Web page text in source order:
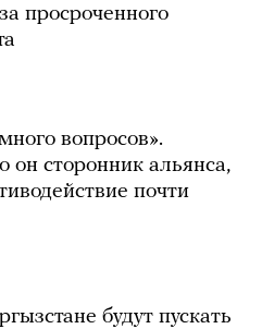
просроченного
вопросов».
он сторонник альянса,
почти
будут пускать